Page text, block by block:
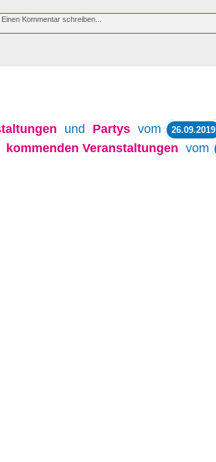
und Partys vom 26.09.2019
kommenden Veranstaltungen vom